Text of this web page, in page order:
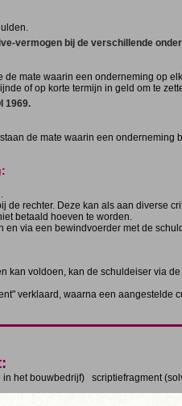
vermogen bij de verschillende
mate waarin een onderneming op
of op korte termijn in geld om te
1969.
de mate waarin een onderneming
de rechter. Deze kan als aan diverse
betaald hoeven te worden.
en via een bewindvoerder met de
kan voldoen, kan de schuldeiser via
verklaard, waarna een aangestelde
het bouwbedrijf) scriptiefragment